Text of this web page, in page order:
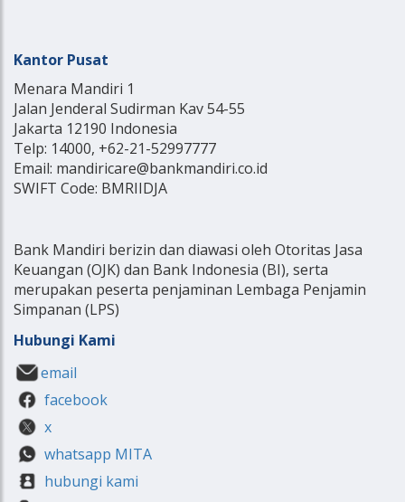
Kantor Pusat
Menara Mandiri 1
Jalan Jenderal Sudirman Kav 54-55
Jakarta 12190 Indonesia
Telp: 14000, +62-21-52997777
Email: mandiricare@bankmandiri.co.id
SWIFT Code: BMRIIDJA
Bank Mandiri berizin dan diawasi oleh Otoritas Jasa
Keuangan (OJK) dan Bank Indonesia (BI), serta
merupakan peserta penjaminan Lembaga Penjamin
Simpanan (LPS)
Hubungi Kami
email
facebook
x
whatsapp MITA
hubungi kami